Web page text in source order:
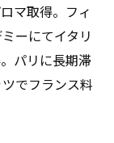
マ取得。フィ
ーにてイタリ
パリに長期滞
でフランス料